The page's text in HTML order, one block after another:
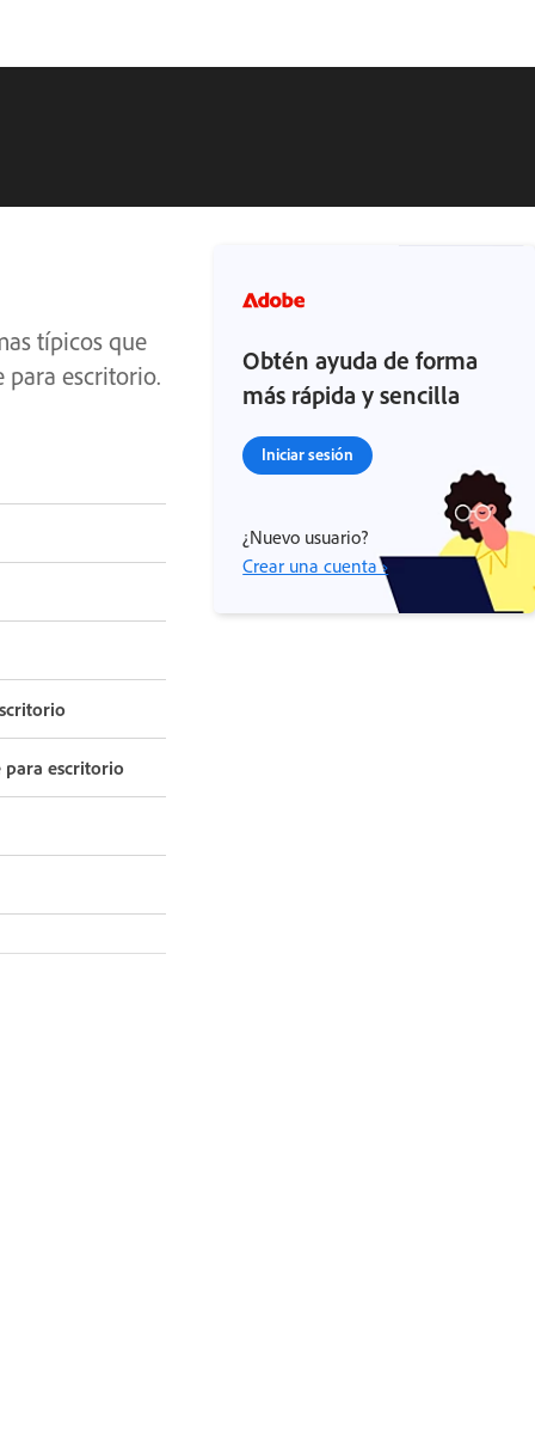
típicos que
para escritorio.
para escritorio
Obtén ayuda de forma
más rápida y sencilla
Iniciar sesión
¿Nuevo usuario?
Crear una cuenta ›